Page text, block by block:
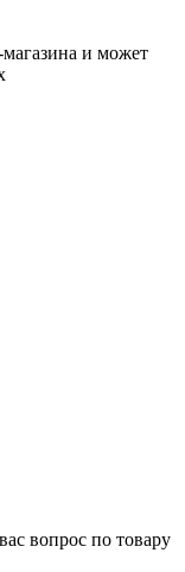
магазина и может
вопрос по товару